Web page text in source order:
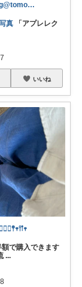
tomo/ig@tomo_i_house
真 「アプレレク
7
いいね
パ⃞𖤣𖥧𖥣𖡡𖥧
で購入できます
...
8